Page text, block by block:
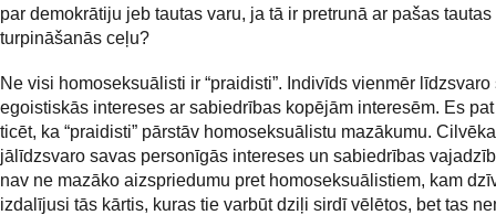
par demokrātiju jeb tautas varu, ja tā ir pretrunā ar pašas tautas
turpināšanās ceļu?
Ne visi homoseksuālisti ir “praidisti”. Indivīds vienmēr līdzsvaro
egoistiskās intereses ar sabiedrības kopējām interesēm. Es
ticēt, ka “praidisti” pārstāv homoseksuālistu mazākumu.
jālīdzsvaro savas personīgās intereses un sabiedrības
nav ne mazāko aizspriedumu pret homoseksuālistiem, kam
izdalījusi tās kārtis, kuras tie varbūt dziļi sirdī vēlētos, bet tas